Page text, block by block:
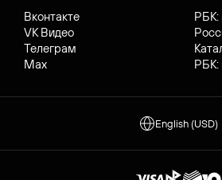
Вконтакте
VK Видео
Телеграм
Max
РБК:
РБК:
English (USD)